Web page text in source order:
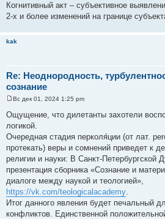
Когнитивный акт – субъективное
2-х и более изменений на границе
kak
Re: Неоднородность,
сознание
о
б
е
н
е
Вс дек 01, 2024 1:25 pm
Ощущение, что дилетанты захотели
логикой.
Очередная стадия перколя́ции (от лат.
протекать) веры и сомнений приведет к
религии и науки: В Санкт-Петербургской
презентация сборника «Сознание и
диалоге между наукой и теологией»,
https://vk.com/teologicalacademy
Итог данного явления будет печальный
конфликтов. Единственной